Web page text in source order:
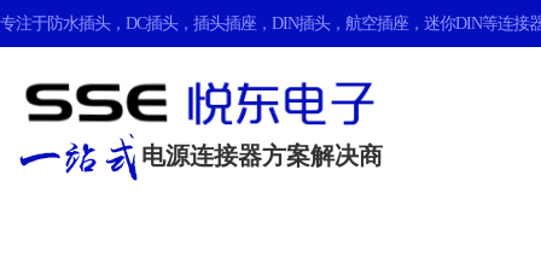
专注于防水插头， DC插头， 插头插座 ， DIN插头， 航空插座 ， 迷你DIN等连接
电源连接器方案解决商